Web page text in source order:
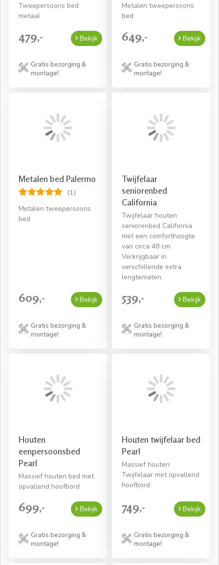
Tweepersoons bed
metaal
479,- Bekijk
Gratis bezorging &
montage!
Metalen tweepersoons
bed
649,- Bekijk
Gratis bezorging &
montage!
Metalen bed Palermo
(1)
Metalen tweepersoons
bed
609,- Bekijk
Gratis bezorging &
montage!
Twijfelaar
seniorenbed
California
Twijfelaar houten
seniorenbed California
met een comforthoogte
van circa 48 cm.
Verkrijgbaar in
verschillende extra
lengtematen.
539,- Bekijk
Gratis bezorging &
montage!
Houten
eenpersoonsbed
Pearl
Massief houten bed met
opvallend hoofbord
699,- Bekijk
Gratis bezorging &
montage!
Houten twijfelaar bed
Pearl
Massief houten
Twijfelaar met opvallend
hoofbord
749,- Bekijk
Gratis bezorging &
montage!